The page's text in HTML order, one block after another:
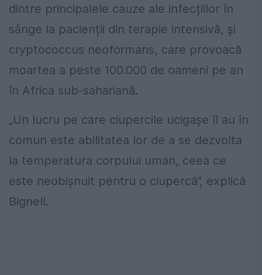
dintre principalele cauze ale infecțiilor în
sânge la pacienții din terapie intensivă, și
cryptococcus neoformans, care provoacă
moartea a peste 100.000 de oameni pe an
în Africa sub-sahariană.
„Un lucru pe care ciupercile ucigașe îl au în
comun este abilitatea lor de a se dezvolta
la temperatura corpului uman, ceea ce
este neobișnuit pentru o ciupercă”, explică
Bignell.